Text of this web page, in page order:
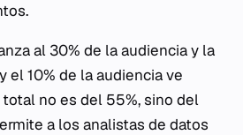
al 30% de la audiencia y la
el 10% de la audiencia ve
no es del 55%, sino del
a los analistas de datos